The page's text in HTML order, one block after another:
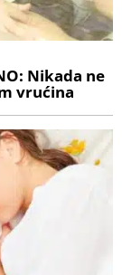
Nikada ne
vrućina